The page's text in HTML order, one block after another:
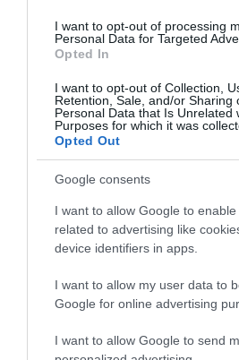
I want to opt-out of processing
Personal Data for Targeted
Opted In
I want to opt-out of Collection,
Retention, Sale, and/or Sharing
Personal Data that Is Unrelated
Purposes for which it was
Opted Out
Google consents
I want to allow Google to
related to advertising like
device identifiers in apps.
I want to allow my user data to
Google for online advertising
I want to allow Google to send
Legfrissebb híreink
KÉT AUTÓ
MENTŐK IS A
2026.
HÍREK A
PHEV LUXURY –
2026. augusztus
LAKÓÉPÜLETEK
2026.